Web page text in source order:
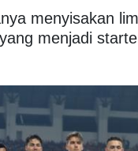
menyisakan
menjadi